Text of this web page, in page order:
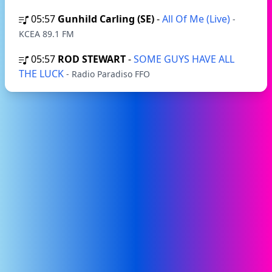
05:57 Gunhild Carling (SE)-All Of Me (Live) -
KCEA 89.1 FM
05:57 ROD STEWART-SOME GUYS HAVE ALL
THE LUCK - Radio Paradiso FFO